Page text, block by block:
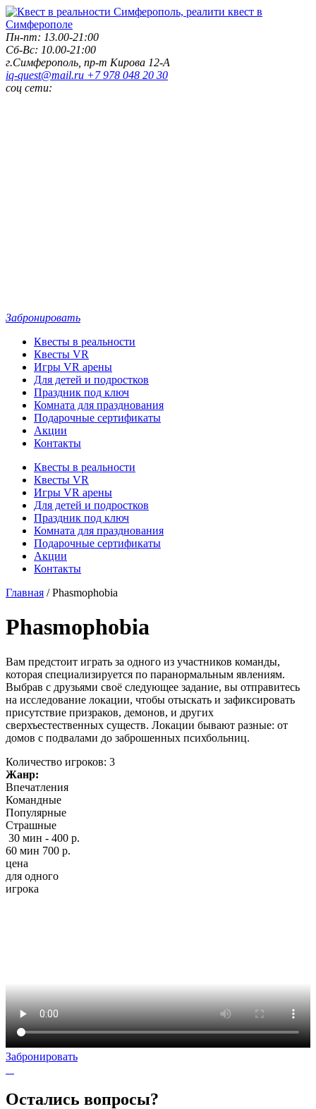
Пн-пт: 13.00-21:00
Сб-Вс: 10.00-21:00
г.Симферополь, пр-т Кирова 12-А
iq-quest@mail.ru +7 978 048 20 30
соц сети:
Забронировать
Квесты в реальности
Квесты VR
Игры VR арены
Для детей и подростков
Праздник под ключ
Комната для празднования
Подарочные сертификаты
Акции
Контакты
Квесты в реальности
Квесты VR
Игры VR арены
Для детей и подростков
Праздник под ключ
Комната для празднования
Подарочные сертификаты
Акции
Контакты
Главная /Phasmophobia
Phasmophobia
Вам предстоит играть за одного из участников команды,
которая специализируется по паранормальным явлениям.
Выбрав с друзьями своё следующее задание, вы отправитесь
на исследование локации, чтобы отыскать и зафиксировать
присутствие призраков, демонов, и других
сверхъестественных существ. Локации бывают разные: от
домов с подвалами до заброшенных психбольниц.
Количество игроков: 3
Жанр:
Впечатления
Командные
Популярные
Страшные
30 мин - 400 р.
60 мин 700 р.
цена
для одного
игрока
Забронировать
Остались вопросы?